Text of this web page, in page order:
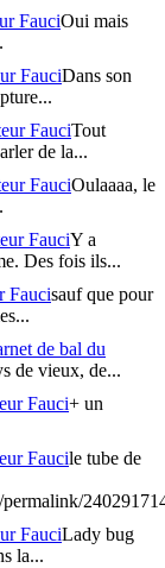
FauciOui mais
FauciDans son
FauciTout
de la...
FauciOulaaaa, le
FauciY a
Des fois ils...
Faucisauf que pour
de bal du
de vieux, de...
Fauci+ un
Faucile tube de
FauciLady bug
la...